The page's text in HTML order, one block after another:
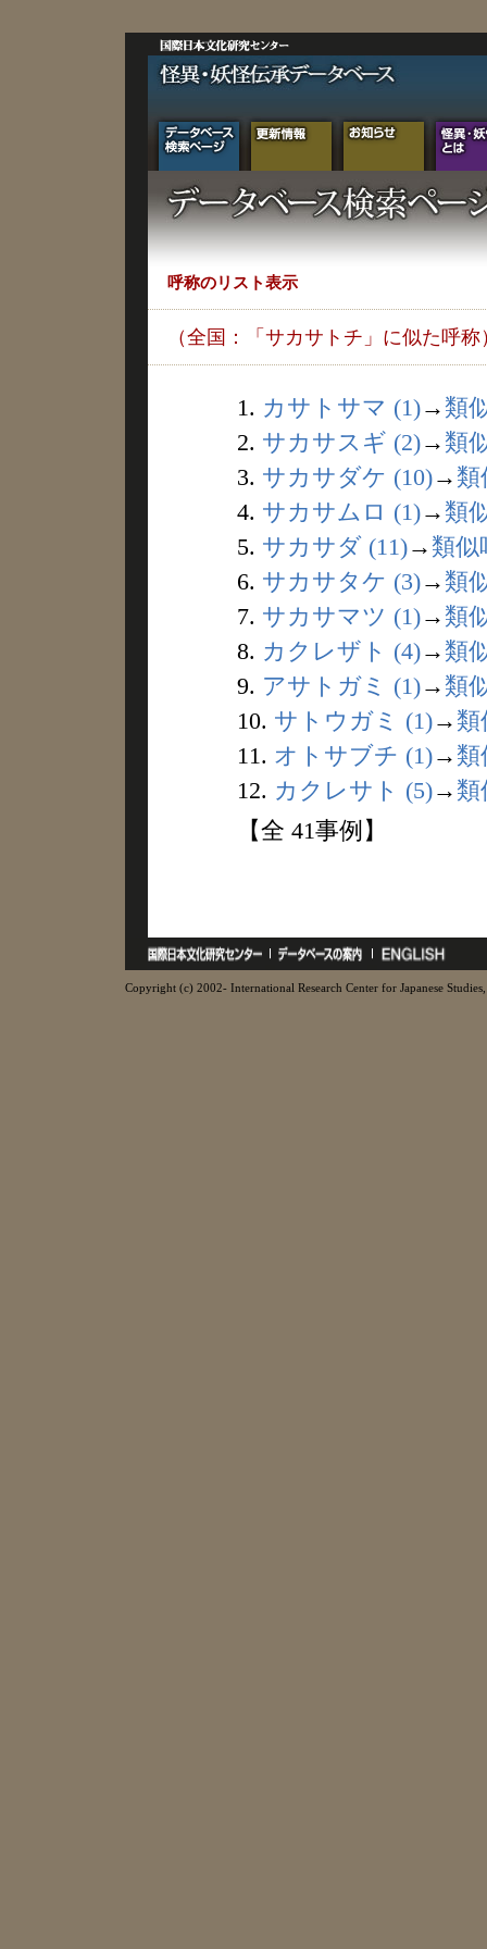
呼称のリスト表示
（全国：「サカサトチ」に似た呼称
1. カサトサマ (1)→ 類
2. サカサスギ (2)→ 類
3. サカサダケ (10)→ 類
4. サカサムロ (1)→ 類
5. サカサダ (11)→ 類似
6. サカサタケ (3)→ 類
7. サカサマツ (1)→ 類
8. カクレザト (4)→ 類
9. アサトガミ (1)→ 類
10. サトウガミ (1)→ 類
11. オトサブチ (1)→ 類
12. カクレサト (5)→ 類
【全 41事例】
Copyright (c) 2002- International Research Center for Japanese